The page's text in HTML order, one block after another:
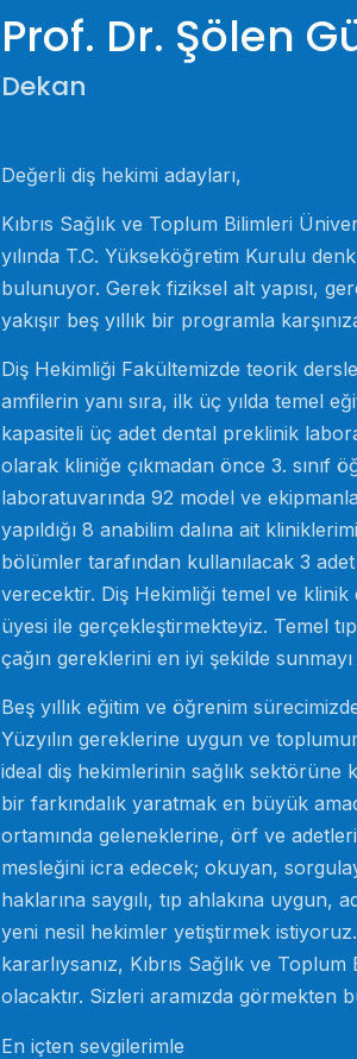
Prof. Dr. Şölen
Dekan
Değerli diş hekimi adayları,
Kıbrıs Sağlık ve Toplum Bilimleri
yılında T.C. Yükseköğretim Kurulu
bulunuyor. Gerek fiziksel alt yapısı,
yakışır beş yıllık bir programla
Diş Hekimliği Fakültemizde teorik
amfilerin yanı sıra, ilk üç yılda temel
kapasiteli üç adet dental preklinik
olarak kliniğe çıkmadan önce 3. sınıf
laboratuvarında 92 model ve
yapıldığı 8 anabilim dalına ait
bölümler tarafından kullanılacak 3
verecektir. Diş Hekimliği temel ve
üyesi ile gerçekleştirmekteyiz. Temel
çağın gereklerini en iyi şekilde
Beş yıllık eğitim ve öğrenim
Yüzyılın gereklerine uygun ve
ideal diş hekimlerinin sağlık sektörüne
bir farkındalık yaratmak en büyük
ortamında geleneklerine, örf ve
mesleğini icra edecek; okuyan,
haklarına saygılı, tıp ahlakına
yeni nesil hekimler yetiştirmek
kararlıysanız, Kıbrıs Sağlık ve
olacaktır. Sizleri aramızda görmekten
En içten sevgilerimle